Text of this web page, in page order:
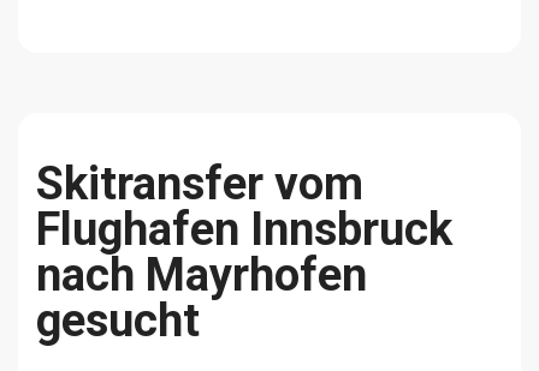
Skitransfer vom
Flughafen Innsbruck
nach Mayrhofen
gesucht